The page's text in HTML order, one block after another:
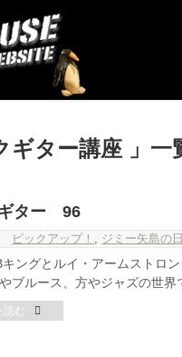
ギター講座 」一
ター 96
ピックアップ！ , ジミー矢島の
ングとルイ・アームストロ
ブルース、方やジャズの世界
読む